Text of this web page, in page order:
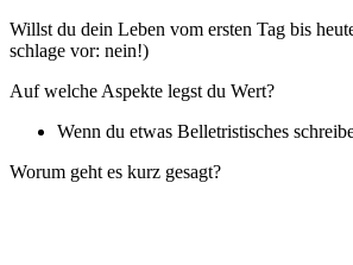
Willst du dein Leben vom ersten Tag bis
schlage vor: nein!)
Auf welche Aspekte legst du Wert?
Wenn du etwas Belletristisches
Worum geht es kurz gesagt?